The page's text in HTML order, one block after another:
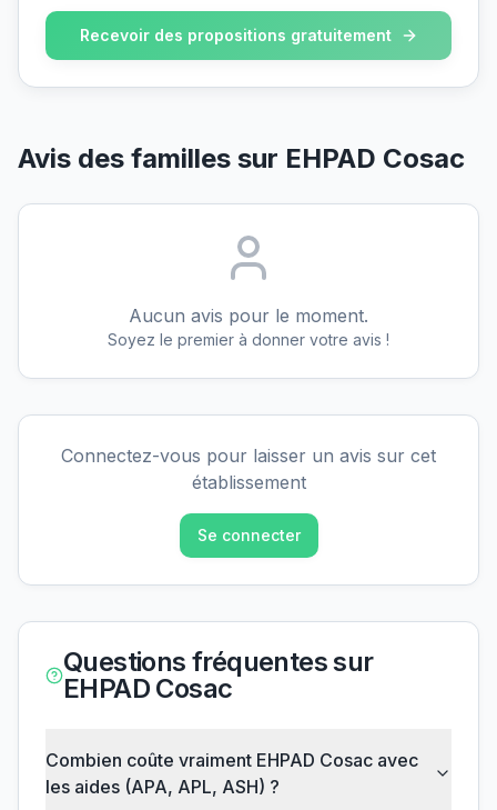
Recevoir des propositions gratuitement
Avis des familles sur EHPAD Cosac
Aucun avis pour le moment.
Soyez le premier à donner votre avis !
Connectez-vous pour laisser un avis sur cet
établissement
Se connecter
Questions fréquentes sur
EHPAD Cosac
Combien coûte vraiment EHPAD Cosac avec
les aides (APA, APL, ASH) ?